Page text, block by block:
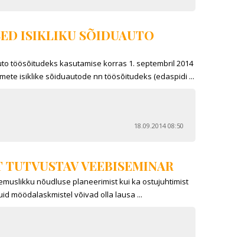
ISIKLIKU SÕIDUAUTO
töösõitudeks kasutamise korras 1. septembril 2014
isiklike sõiduautode nn töösõitudeks (edaspidi ...
18.09.2014 08:50
VEEBISEMINAR
nõudluse planeerimist kui ka ostujuhtimist
möödalaskmistel võivad olla lausa ...